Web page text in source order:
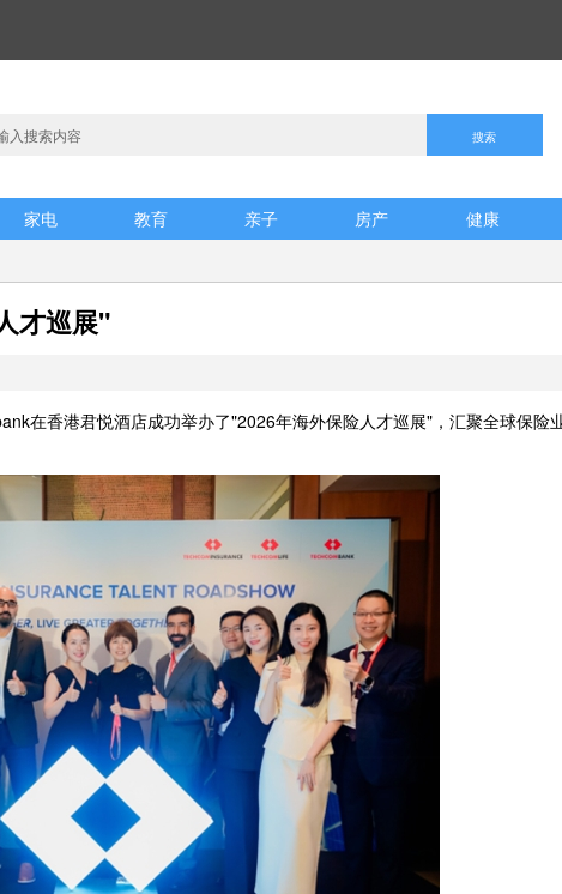
家电 教育 亲子 房产 健康
才巡展"
在香港君悦酒店成功举办了"2026年海外保险人才巡展"，汇聚全球保险